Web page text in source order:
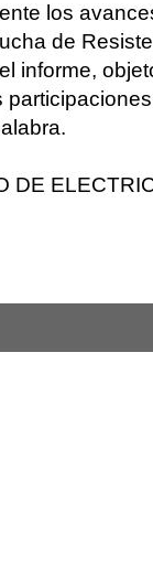
los
de
informe,
DE